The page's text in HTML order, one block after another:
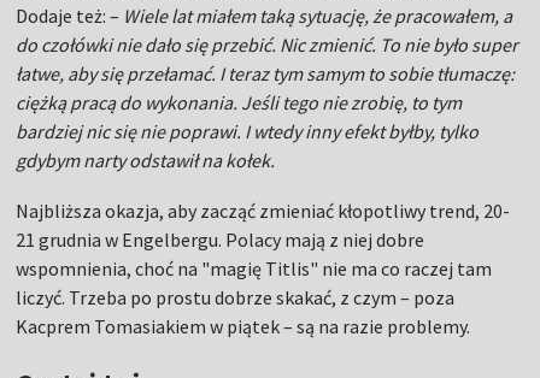
Dodaje też: – Wiele lat miałem taką sytuację, że pracowałem, a
do czołówki nie dało się przebić. Nic zmienić. To nie było super
łatwe, aby się przełamać. I teraz tym samym to sobie tłumaczę:
ciężką pracą do wykonania. Jeśli tego nie zrobię, to tym
bardziej nic się nie poprawi. I wtedy inny efekt byłby, tylko
gdybym narty odstawił na kołek.
Najbliższa okazja, aby zacząć zmieniać kłopotliwy trend, 20-
21 grudnia w Engelbergu. Polacy mają z niej dobre
wspomnienia, choć na "magię Titlis" nie ma co raczej tam
liczyć. Trzeba po prostu dobrze skakać, z czym – poza
Kacprem Tomasiakiem w piątek – są na razie problemy.